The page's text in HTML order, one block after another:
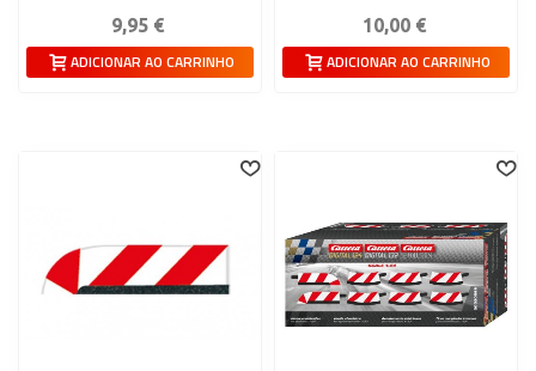
9,95 €
ADICIONAR AO CARRINHO
10,00 €
ADICIONAR AO CARRINHO